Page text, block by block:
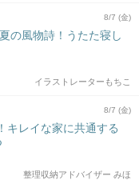
8/7 (金)
の風物詩！うたた寝し
イラストレーターもちこ
8/7 (金)
キレイな家に共通する
整理収納アドバイザー みほ